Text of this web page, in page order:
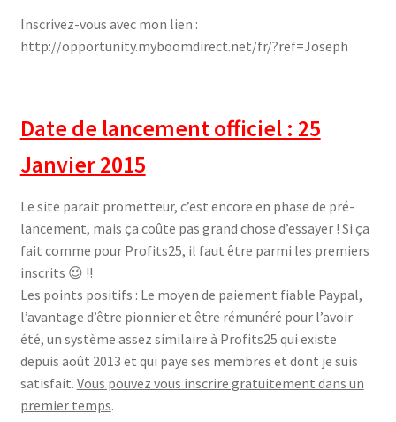
Inscrivez-vous avec mon lien :
http://opportunity.myboomdirect.net/fr/?ref=Joseph
Date de lancement officiel : 25
Janvier 2015
Le site parait prometteur, c’est encore en phase de pré-
lancement, mais ça coûte pas grand chose d’essayer ! Si ça
fait comme pour Profits25, il faut être parmi les premiers
inscrits 😉 !!
Les points positifs : Le moyen de paiement fiable Paypal,
l’avantage d’être pionnier et être rémunéré pour l’avoir
été, un système assez similaire à Profits25 qui existe
depuis août 2013 et qui paye ses membres et dont je suis
satisfait. Vous pouvez vous inscrire gratuitement dans un
premier temps.